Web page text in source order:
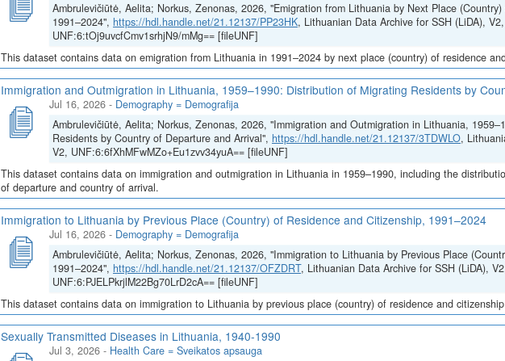
Ambrulevičiūtė, Aelita; Norkus, Zenonas, 2026, "Emigration from Lithuania by Next Place
1991–2024", https://hdl.handle.net/21.12137/PP23HK, Lithuanian Data Archive for SSH (LiDA), V2,
UNF:6:tOj9uvcfCmv1srhjN9/mMg== [fileUNF]
This dataset contains data on emigration from Lithuania in 1991–2024 by next place (country) of residence
Immigration and Outmigration in Lithuania, 1959–1990: Distribution of Migrating Residents by
Jul 16, 2026 - Demography = Demografija
Ambrulevičiūtė, Aelita; Norkus, Zenonas, 2026, "Immigration and Outmigration in Lithuania,
Residents by Country of Departure and Arrival", https://hdl.handle.net/21.12137/3TDWLO,
V2, UNF:6:6fXhMFwMZo+Eu1zvv34yuA== [fileUNF]
This dataset contains data on immigration and outmigration in Lithuania in 1959–1990, including the
of departure and country of arrival.
Immigration to Lithuania by Previous Place (Country) of Residence and Citizenship, 1991–2024
Jul 16, 2026 - Demography = Demografija
Ambrulevičiūtė, Aelita; Norkus, Zenonas, 2026, "Immigration to Lithuania by Previous Place
1991–2024", https://hdl.handle.net/21.12137/OFZDRT, Lithuanian Data Archive for SSH (LiDA),
UNF:6:PJELPkrjlM22Bg70LrD2cA== [fileUNF]
This dataset contains data on immigration to Lithuania by previous place (country) of residence and
Sexually Transmitted Diseases in Lithuania, 1940-1990
Jul 3, 2026 - Health Care = Sveikatos apsauga